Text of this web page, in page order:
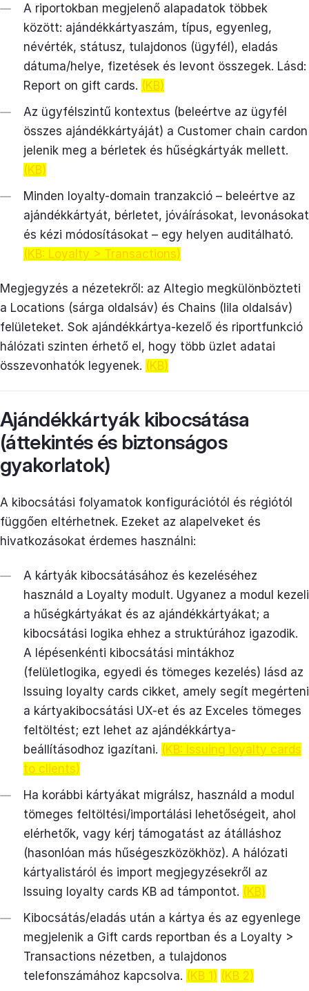
A riportokban megjelenő alapadatok többek
között: ajándékkártyaszám, típus, egyenleg,
névérték, státusz, tulajdonos (ügyfél), eladás
dátuma/helye, fizetések és levont összegek. Lásd:
Report on gift cards. (KB)
Az ügyfélszintű kontextus (beleértve az ügyfél
összes ajándékkártyáját) a Customer chain cardon
jelenik meg a bérletek és hűségkártyák mellett.
(KB)
Minden loyalty-domain tranzakció – beleértve az
ajándékkártyát, bérletet, jóváírásokat, levonásokat
és kézi módosításokat – egy helyen auditálható.
(KB: Loyalty > Transactions)
Megjegyzés a nézetekről: az Altegio megkülönbözteti
a Locations (sárga oldalsáv) és Chains (lila oldalsáv)
felületeket. Sok ajándékkártya-kezelő és riportfunkció
hálózati szinten érhető el, hogy több üzlet adatai
összevonhatók legyenek. (KB)
Ajándékkártyák kibocsátása
(áttekintés és biztonságos
gyakorlatok)
A kibocsátási folyamatok konfigurációtól és régiótól
függően eltérhetnek. Ezeket az alapelveket és
hivatkozásokat érdemes használni:
A kártyák kibocsátásához és kezeléséhez
használd a Loyalty modult. Ugyanez a modul kezeli
a hűségkártyákat és az ajándékkártyákat; a
kibocsátási logika ehhez a struktúrához igazodik.
A lépésenkénti kibocsátási mintákhoz
(felületlogika, egyedi és tömeges kezelés) lásd az
Issuing loyalty cards cikket, amely segít megérteni
a kártyakibocsátási UX-et és az Exceles tömeges
feltöltést; ezt lehet az ajándékkártya-
beállításodhoz igazítani. (KB: Issuing loyalty cards
to clients)
Ha korábbi kártyákat migrálsz, használd a modul
tömeges feltöltési/importálási lehetőségeit, ahol
elérhetők, vagy kérj támogatást az átálláshoz
(hasonlóan más hűségeszközökhöz). A hálózati
kártyalistáról és import megjegyzésekről az
Issuing loyalty cards KB ad támpontot. (KB)
Kibocsátás/eladás után a kártya és az egyenlege
megjelenik a Gift cards reportban és a Loyalty >
Transactions nézetben, a tulajdonos
telefonszámához kapcsolva. (KB 1) (KB 2)